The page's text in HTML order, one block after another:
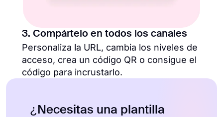
3. Compártelo en todos los canales
Personaliza la URL, cambia los niveles de
acceso, crea un código QR o consigue el
código para incrustarlo.
¿Necesitas una plantilla